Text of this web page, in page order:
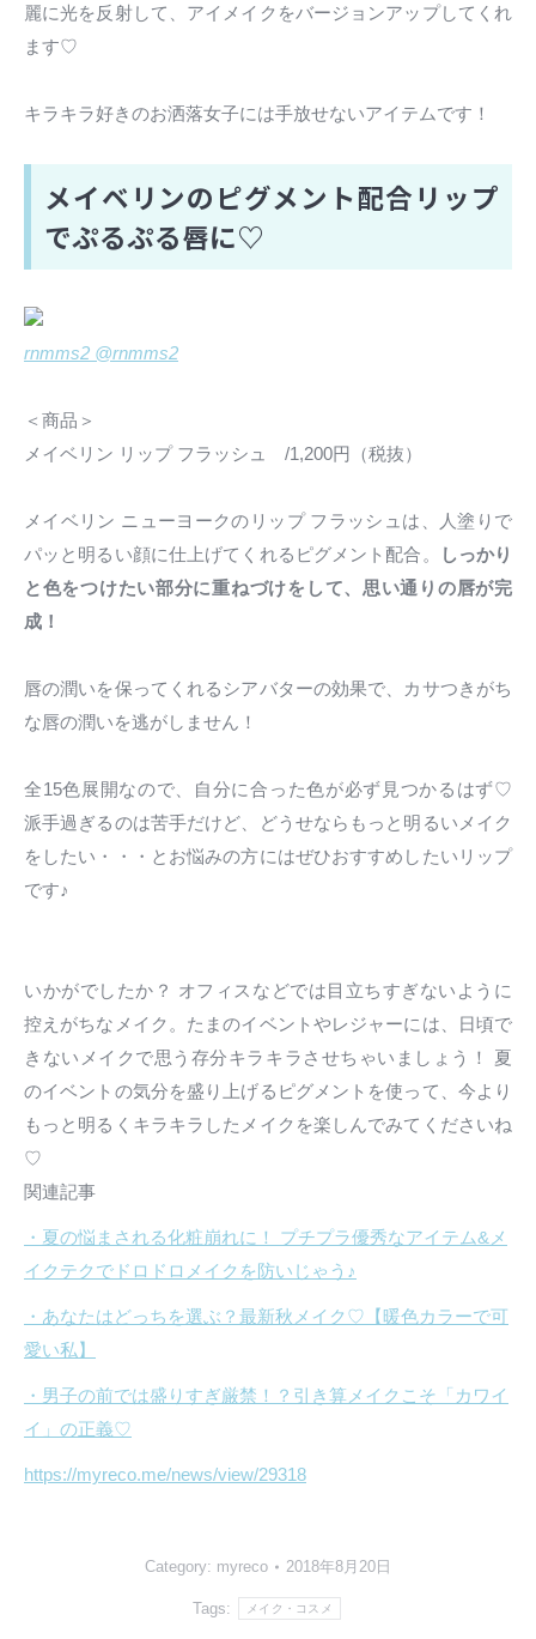
麗に光を反射して、アイメイクをバージョンアップしてくれ
ます♡
キラキラ好きのお洒落女子には手放せないアイテムです！
メイベリンのピグメント配合リップ
でぷるぷる唇に♡
rnmms2 @rnmms2
＜商品＞
メイベリン リップ フラッシュ /1,200円（税抜）
メイベリン ニューヨークのリップ フラッシュは、人塗りで
パッと明るい顔に仕上げてくれるピグメント配合。
しっかり
と色をつけたい部分に重ねづけをして、思い通りの唇が完
成！
唇の潤いを保ってくれるシアバターの効果で、カサつきがち
な唇の潤いを逃がしません！
全15色展開なので、自分に合った色が必ず見つかるはず♡
派手過ぎるのは苦手だけど、どうせならもっと明るいメイク
をしたい・・・とお悩みの方にはぜひおすすめしたいリップ
です♪
いかがでしたか？ オフィスなどでは目立ちすぎないように
控えがちなメイク。たまのイベントやレジャーには、日頃で
きないメイクで思う存分キラキラさせちゃいましょう！ 夏
のイベントの気分を盛り上げるピグメントを使って、今より
もっと明るくキラキラしたメイクを楽しんでみてくださいね
♡
関連記事
・夏の悩まされる化粧崩れに！ プチプラ優秀なアイテム&メ
イクテクでドロドロメイクを防いじゃう♪
・あなたはどっちを選ぶ？最新秋メイク♡【暖色カラーで可
愛い私】
・男子の前では盛りすぎ厳禁！？引き算メイクこそ「カワイ
イ」の正義♡
https://myreco.me/news/view/29318
Category: myreco 2018年8月20日
Tags: メイク・コスメ